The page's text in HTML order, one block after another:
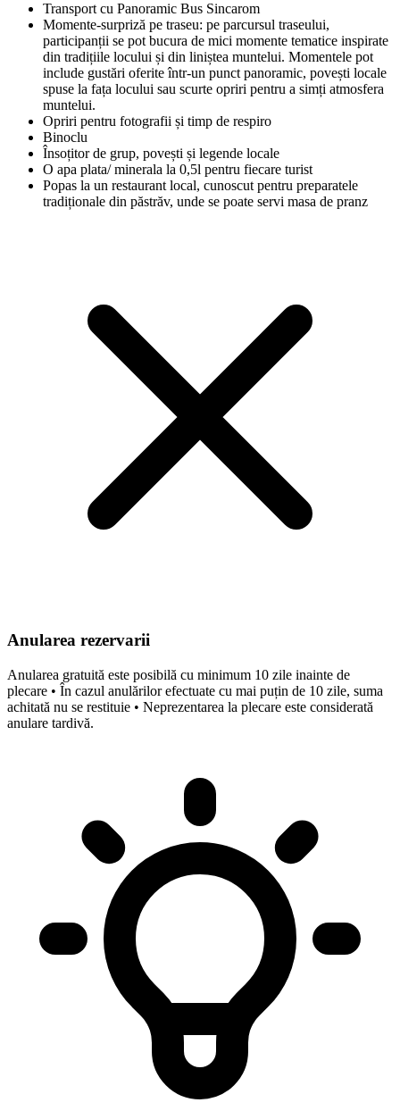
Transport cu Panoramic Bus Sincarom
Momente-surpriză pe traseu: pe parcursul traseului,
participanții se pot bucura de mici momente tematice inspirate
din tradițiile locului și din liniștea muntelui. Momentele pot
include gustări oferite într-un punct panoramic, povești locale
spuse la fața locului sau scurte opriri pentru a simți atmosfera
muntelui.
Opriri pentru fotografii și timp de respiro
Binoclu
Însoțitor de grup, povești și legende locale
O apa plata/ minerala la 0,5l pentru fiecare turist
Popas la un restaurant local, cunoscut pentru preparatele
tradiționale din păstrăv, unde se poate servi masa de pranz
Anularea rezervarii
Anularea gratuită este posibilă cu minimum 10 zile inainte de
plecare • În cazul anulărilor efectuate cu mai puțin de 10 zile, suma
achitată nu se restituie • Neprezentarea la plecare este considerată
anulare tardivă.